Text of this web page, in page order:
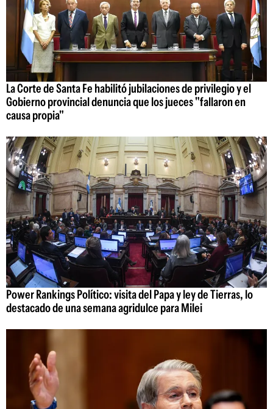
La Corte de Santa Fe habilitó jubilaciones de privilegio y el
Gobierno provincial denuncia que los jueces "fallaron en
causa propia"
Power Rankings Político: visita del Papa y ley de Tierras, lo
destacado de una semana agridulce para Milei